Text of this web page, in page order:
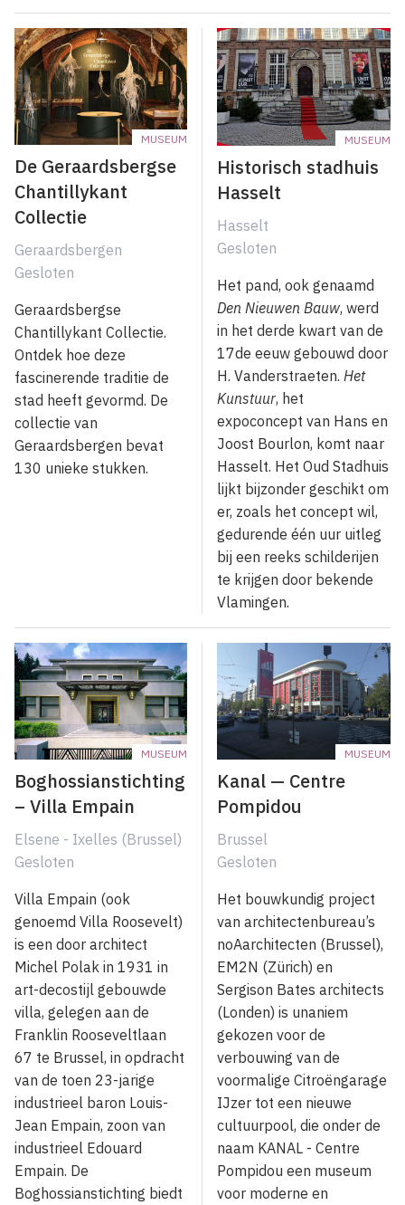
MUSEUM
De Geraardsbergse
Chantillykant
Collectie
Geraardsbergen
Gesloten
Geraardsbergse
Chantillykant Collectie.
Ontdek hoe deze
fascinerende traditie de
stad heeft gevormd. De
collectie van
Geraardsbergen bevat
130 unieke stukken.
MUSEUM
Historisch stadhuis
Hasselt
Hasselt
Gesloten
Het pand, ook genaamd
Den Nieuwen Bauw, werd
in het derde kwart van de
17de eeuw gebouwd door
H. Vanderstraeten. Het
Kunstuur, het
expoconcept van Hans en
Joost Bourlon, komt naar
Hasselt. Het Oud Stadhuis
lijkt bijzonder geschikt om
er, zoals het concept wil,
gedurende één uur uitleg
bij een reeks schilderijen
te krijgen door bekende
Vlamingen.
MUSEUM
Boghossianstichting
– Villa Empain
Elsene - Ixelles (Brussel)
Gesloten
Villa Empain (ook
genoemd Villa Roosevelt)
is een door architect
Michel Polak in 1931 in
art-decostijl gebouwde
villa, gelegen aan de
Franklin Rooseveltlaan
67 te Brussel, in opdracht
van de toen 23-jarige
industrieel baron Louis-
Jean Empain, zoon van
industrieel Edouard
Empain. De
Boghossianstichting biedt
MUSEUM
Kanal — Centre
Pompidou
Brussel
Gesloten
Het bouwkundig project
van architectenbureau’s
noAarchitecten (Brussel),
EM2N (Zürich) en
Sergison Bates architects
(Londen) is unaniem
gekozen voor de
verbouwing van de
voormalige Citroëngarage
IJzer tot een nieuwe
cultuurpool, die onder de
naam KANAL - Centre
Pompidou een museum
voor moderne en